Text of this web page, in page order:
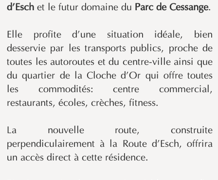
d’Esch et le futur domaine du Parc de Cessange.
Elle profite d’une situation idéale, bien
desservie par les transports publics, proche de
toutes les autoroutes et du centre-ville ainsi que
du quartier de la Cloche d’Or qui offre toutes
les commodités: centre commercial,
restaurants, écoles, crèches, fitness.
La nouvelle route, construite
perpendiculairement à la Route d’Esch, offrira
un accès direct à cette résidence.